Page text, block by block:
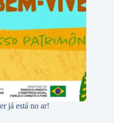
já está no ar!